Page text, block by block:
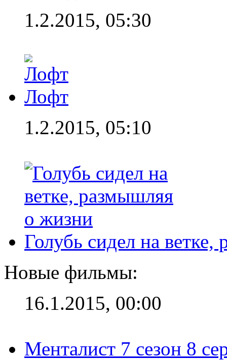
1.2.2015, 05:30
Лофт
1.2.2015, 05:10
Голубь сидел на
Новые фильмы:
16.1.2015, 00:00
Менталист 7 сезон 8